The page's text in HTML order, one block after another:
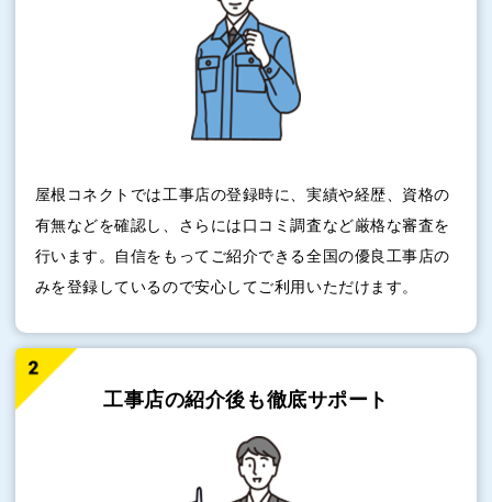
屋根コネクトでは工事店の登録時に、実績や経歴、資格の
有無などを確認し、さらには口コミ調査など厳格な審査を
行います。自信をもってご紹介できる全国の優良工事店の
みを登録しているので安心してご利用いただけます。
工事店の紹介後も徹底サポート